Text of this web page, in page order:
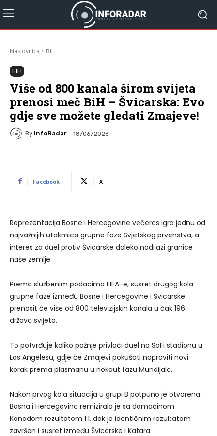
Naslovnica BiH
BIH
Više od 800 kanala širom svijeta
prenosi meč BiH – Švicarska: Evo
gdje sve možete gledati Zmajeve!
By InfoRadar 18/06/2026
Facebook X
Reprezentacija Bosne i Hercegovine večeras igra jednu od
najvažnijih utakmica grupne faze Svjetskog prvenstva, a
interes za duel protiv Švicarske daleko nadilazi granice
naše zemlje.
Prema službenim podacima FIFA-e, susret drugog kola
grupne faze između Bosne i Hercegovine i Švicarske
prenosit će više od 800 televizijskih kanala u čak 196
država svijeta.
To potvrđuje koliko pažnje privlači duel na SoFi stadionu u
Los Angelesu, gdje će Zmajevi pokušati napraviti novi
korak prema plasmanu u nokaut fazu Mundijala.
Nakon prvog kola situacija u grupi B potpuno je otvorena.
Bosna i Hercegovina remizirala je sa domaćinom
Kanadom rezultatom 1:1, dok je identičnim rezultatom
završen i susret između Švicarske i Katara.